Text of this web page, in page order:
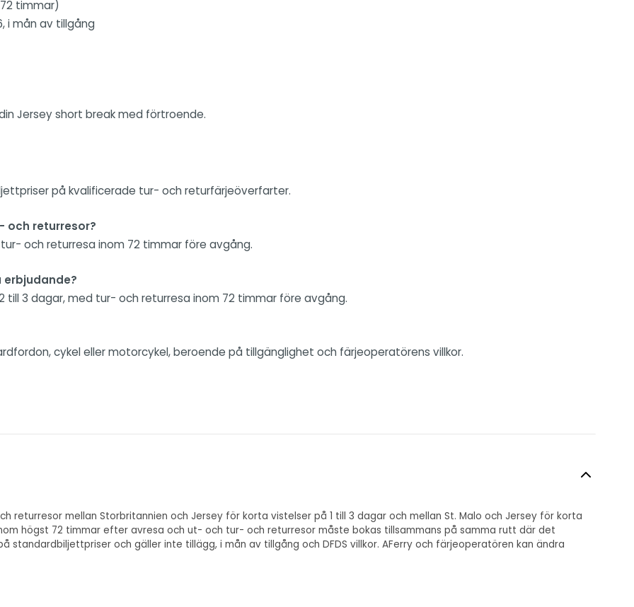
timmar)
i mån av tillgång
Jersey short break med förtroende.
på kvalificerade tur- och returfärjeöverfarter.
och returresor?
och returresa inom 72 timmar före avgång.
erbjudande?
3 dagar, med tur- och returresa inom 72 timmar före avgång.
cykel eller motorcykel, beroende på tillgänglighet och färjeoperatörens villkor.
returresor mellan Storbritannien och Jersey för korta vistelser på 1 till 3 dagar och mellan St. Malo och Jersey för korta
högst 72 timmar efter avresa och ut- och tur- och returresor måste bokas tillsammans på samma rutt där det
standardbiljettpriser och gäller inte tillägg, i mån av tillgång och DFDS villkor. AFerry och färjeoperatören kan ändra